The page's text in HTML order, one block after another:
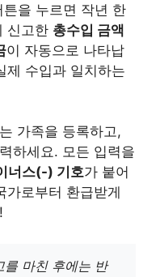
튼을 누르면 작년 한
신고한 총수입 금액
이 자동으로 나타납
제 수입과 일치하는
가족을 등록하고,
하세요. 모든 입력을
너스(-) 기호가 붙어
가로부터 환급받게
를 마친 후에는 반